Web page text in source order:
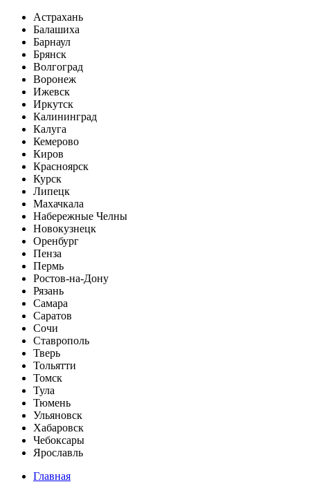
Астрахань
Балашиха
Барнаул
Брянск
Волгоград
Воронеж
Ижевск
Иркутск
Калининград
Калуга
Кемерово
Киров
Красноярск
Курск
Липецк
Махачкала
Набережные Челны
Новокузнецк
Оренбург
Пенза
Пермь
Ростов-на-Дону
Рязань
Самара
Саратов
Сочи
Ставрополь
Тверь
Тольятти
Томск
Тула
Тюмень
Ульяновск
Хабаровск
Чебоксары
Ярославль
Главная